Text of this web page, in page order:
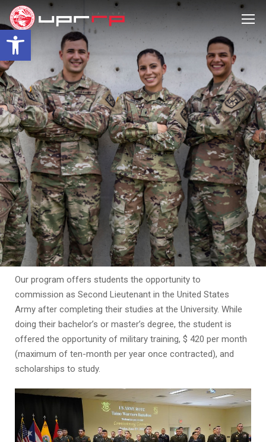
Open toolbar
Our program offers students the opportunity to
commission as Second Lieutenant in the United States
Army after completing their studies at the University. While
doing their bachelor’s or master’s degree, the student is
offered the opportunity of military training, $ 420 per month
(maximum of ten-month per year once contracted), and
scholarships to study.